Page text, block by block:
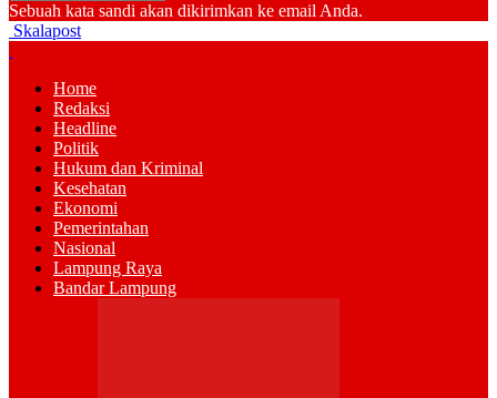
Sebuah kata sandi akan dikirimkan ke email Anda.
Skalapost
Home
Redaksi
Headline
Politik
Hukum dan Kriminal
Kesehatan
Ekonomi
Pemerintahan
Nasional
Lampung Raya
Bandar Lampung